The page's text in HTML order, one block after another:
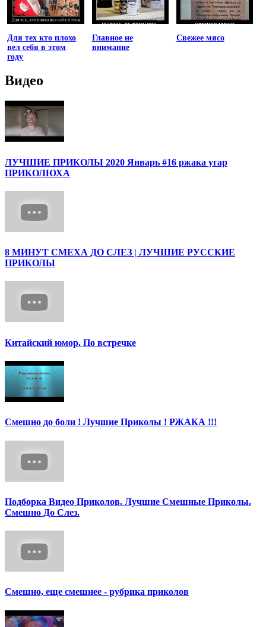
Для тех кто плохо
вел себя в этом
году
Главное не
внимание
Свежее мясо
Видео
ЛУЧШИЕ ПРИКОЛЫ 2020 Январь #16 ржака угар
ПРИКОЛЮХА
8 МИНУТ СМЕХА ДО СЛЕЗ | ЛУЧШИЕ РУССКИЕ
ПРИКОЛЫ
Китайский юмор. По встречке
Смешно до боли ! Лучшие Приколы ! РЖАКА !!!
Подборка Видео Приколов. Лучшие Смешные Приколы.
Смешно До Слез.
Смешно, еще смешнее - рубрика приколов